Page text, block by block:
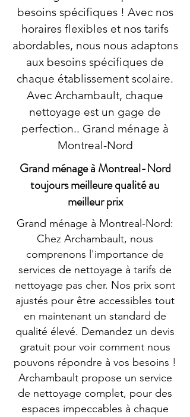
besoins spécifiques ! Avec nos
horaires flexibles et nos tarifs
abordables, nous nous adaptons
aux besoins spécifiques de
chaque établissement scolaire.
Avec Archambault, chaque
nettoyage est un gage de
perfection.. Grand ménage à
Montreal-Nord
Grand ménage à Montreal-Nord
toujours meilleure qualité au
meilleur prix
Grand ménage à Montreal-Nord:
Chez Archambault, nous
comprenons l'importance de
services de nettoyage à tarifs de
nettoyage pas cher. Nos prix sont
ajustés pour être accessibles tout
en maintenant un standard de
qualité élevé. Demandez un devis
gratuit pour voir comment nous
pouvons répondre à vos besoins !
Archambault propose un service
de nettoyage complet, pour des
espaces impeccables à chaque